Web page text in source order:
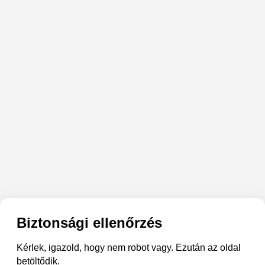
Biztonsági ellenőrzés
Kérlek, igazold, hogy nem robot vagy. Ezután az oldal
betöltődik.